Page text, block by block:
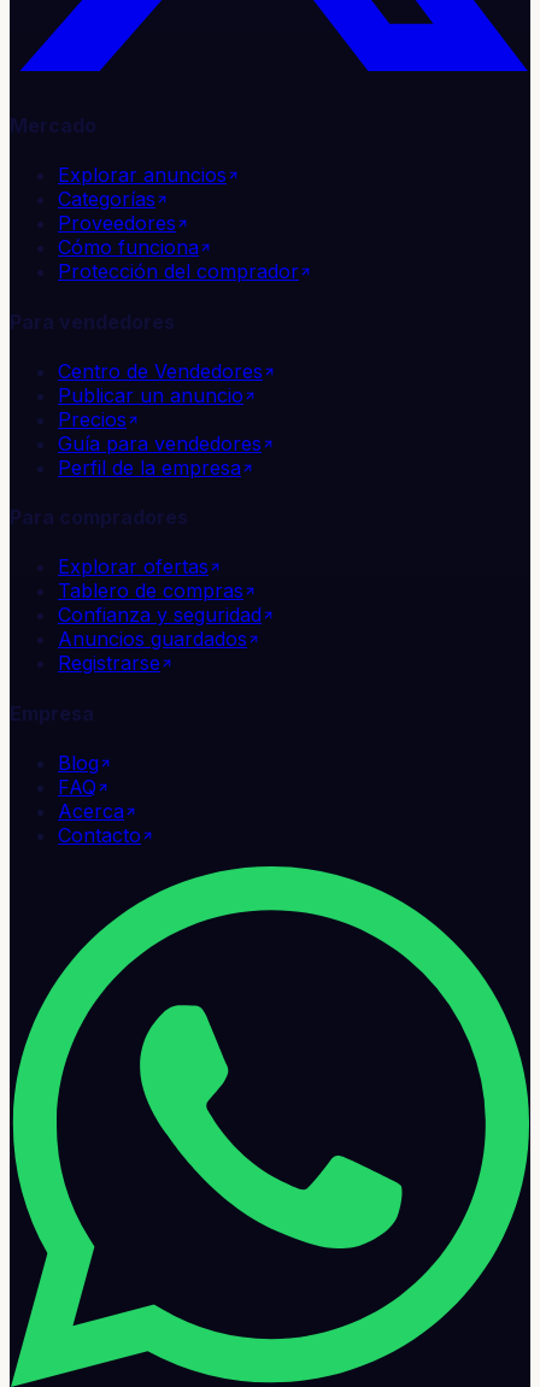
Mercado
Explorar anuncios
Categorías
Proveedores
Cómo funciona
Protección del comprador
Para vendedores
Centro de Vendedores
Publicar un anuncio
Precios
Guía para vendedores
Perfil de la empresa
Para compradores
Explorar ofertas
Tablero de compras
Confianza y seguridad
Anuncios guardados
Registrarse
Empresa
Blog
FAQ
Acerca
Contacto